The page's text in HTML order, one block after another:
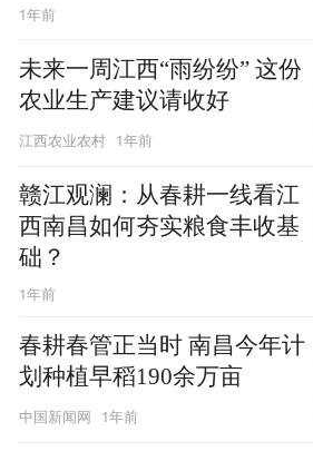
1年前
未来一周江西“雨纷纷” 这份
农业生产建议请收好
江西农业农村 1年前
赣江观澜：从春耕一线看江
西南昌如何夯实粮食丰收基
础？
1年前
春耕春管正当时 南昌今年计
划种植早稻190余万亩
中国新闻网 1年前